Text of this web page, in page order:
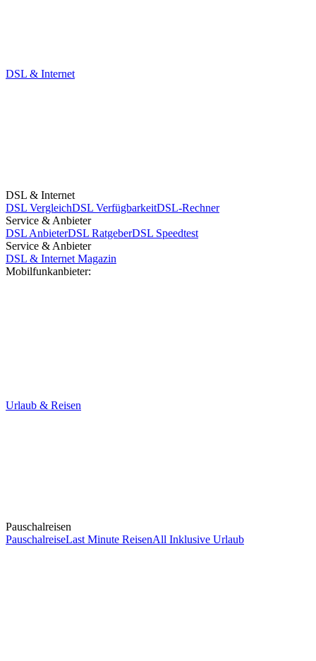
DSL & Internet
DSL & Internet
DSL VergleichDSL VerfügbarkeitDSL-Rechner
Service & Anbieter
DSL AnbieterDSL RatgeberDSL Speedtest
Service & Anbieter
DSL & Internet Magazin
Mobilfunkanbieter:
Urlaub & Reisen
Pauschalreisen
PauschalreiseLast Minute ReisenAll Inklusive Urlaub